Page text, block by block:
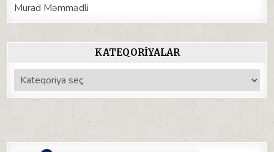
Murad Məmmədli
KATEQORIYALAR
Kateqoriyalar